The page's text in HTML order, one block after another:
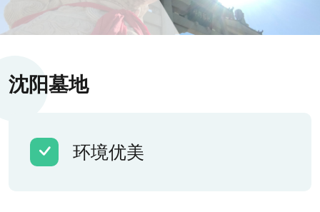
沈阳墓地
环境优美